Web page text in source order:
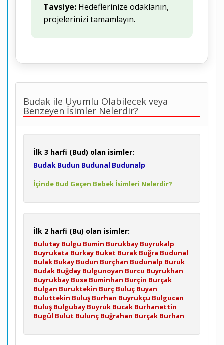
Tavsiye: Hedeflerinize odaklanın,
projelerinizi tamamlayın.
Budak ile Uyumlu Olabilecek veya
Benzeyen İsimler Nelerdir?
İlk 3 harfi (Bud) olan isimler:
Budak Budun Budunal Budunalp
İçinde Bud Geçen Bebek İsimleri Nelerdir?
İlk 2 harfi (Bu) olan isimler:
Bulutay Bulgu Bumin Burukbay Buyrukalp
Buyrukata Burkay Buket Burak Buğra Budunal
Bulak Bukay Budun Burçhan Budunalp Buruk
Budak Buğday Bulgunoyan Burcu Buyrukhan
Buyrukbay Buse Buminhan Burçin Burçak
Bulgan Buruktekin Burç Buluç Buyan
Buluttekin Buluş Burhan Buyrukçu Bulgucan
Buluş Bulgubay Buyruk Bucak Burhanettin
Bugül Bulut Bulunç Buğrahan Burçak Burhan